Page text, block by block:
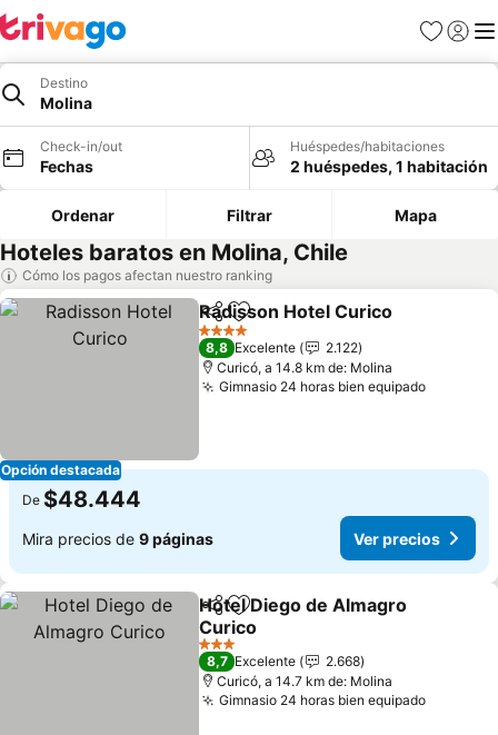
Favoritos
Iniciar
Destino
Molina
Check-in/out
Fechas
Huéspedes/habitaciones
2 huéspedes, 1 habitación
Ordenar Filtrar Mapa
Hoteles baratos en Molina, Chile
Cómo los pagos afectan nuestro ranking
Opción destacada
CompartirAgregar a favoritos
Radisson Hotel Curico
4 Estrellas
8,8 Excelente
2.122
Curicó, a 14.8 km de: Molina
Gimnasio 24 horas bien equipadoVer
De $48.444
Mira precios de 9 páginas Ver precios
CompartirAgregar a favoritos
Hotel Diego de Almagro
Curico
Ver precios
3 Estrellas
8,7 Excelente
2.668
Curicó, a 14.7 km de: Molina
Gimnasio 24 horas bien equipadoVer